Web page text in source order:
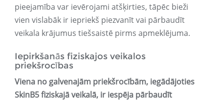
pieejamība var ievērojami atšķirties, tāpēc bieži
vien vislabāk ir iepriekš piezvanīt vai pārbaudīt
veikala krājumus tiešsaistē pirms apmeklējuma.
Iepirkšanās fiziskajos veikalos
priekšrocības
Viena no galvenajām priekšrocībām, iegādājoties
SkinB5 fiziskajā veikalā, ir iespēja pārbaudīt